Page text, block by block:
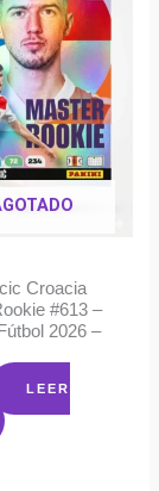
Croacia
#613 –
2026 –
LEER